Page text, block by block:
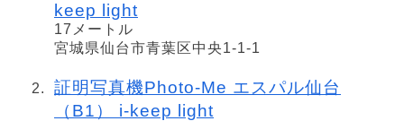
keep light
17メートル
宮城県仙台市青葉区中央1-1-1
証明写真機Photo-Me エスパル仙台
（B1） i-keep light